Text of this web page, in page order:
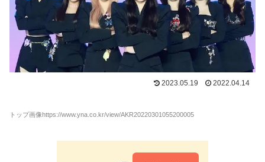
2023.05.19 2022.04.14
トップ画像https://www.yna.co.kr/view/AKR20220301055200005